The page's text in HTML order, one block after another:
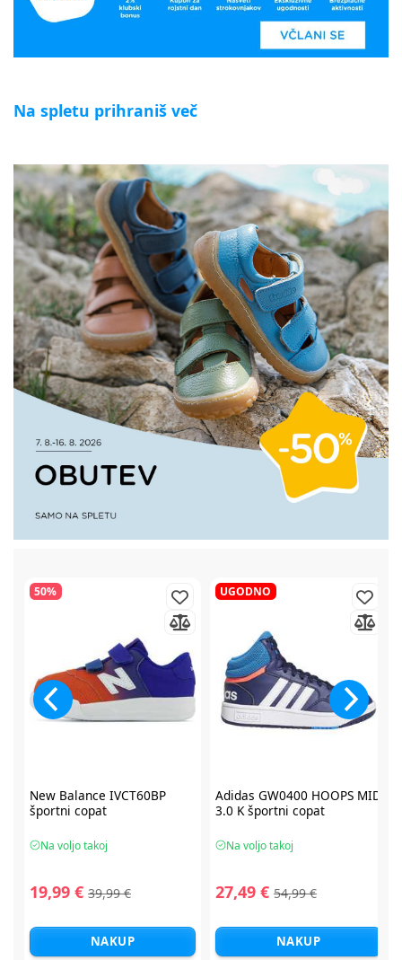
Na spletu prihraniš več
50%
New Balance IVCT60BP
športni copat
Na voljo takoj
19,99 € 39,99 €
NAKUP
UGODNO
Adidas GW0400 HOOPS MID
3.0 K športni copat
Na voljo takoj
27,49 € 54,99 €
NAKUP